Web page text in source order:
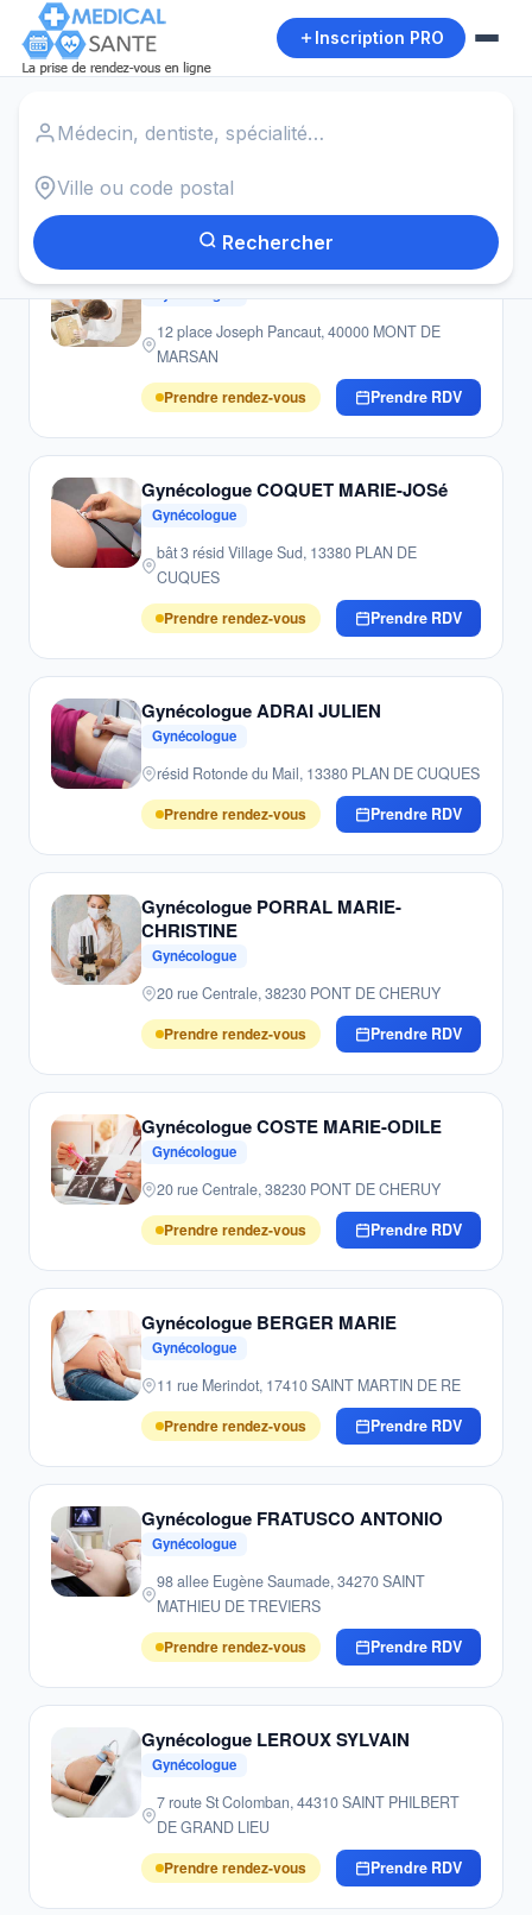
Inscription PRO
Rechercher
Autour de moi
Gynécologue BERNIS JEAN-CHARLES
12 place Joseph Pancaut, 40000 MONT DE
MARSAN
Prendre rendez-vous
Prendre RDV
Gynécologue COQUET MARIE-JOSé
Gynécologue
bât 3 résid Village Sud, 13380 PLAN DE
CUQUES
Prendre rendez-vous
Prendre RDV
Gynécologue ADRAI JULIEN
Gynécologue
résid Rotonde du Mail, 13380 PLAN DE CUQUES
Prendre rendez-vous
Prendre RDV
Gynécologue PORRAL MARIE-
CHRISTINE
Gynécologue
20 rue Centrale, 38230 PONT DE CHERUY
Prendre rendez-vous
Prendre RDV
Gynécologue COSTE MARIE-ODILE
Gynécologue
20 rue Centrale, 38230 PONT DE CHERUY
Prendre rendez-vous
Prendre RDV
Gynécologue BERGER MARIE
Gynécologue
11 rue Merindot, 17410 SAINT MARTIN DE RE
Prendre rendez-vous
Prendre RDV
Gynécologue FRATUSCO ANTONIO
Gynécologue
98 allee Eugène Saumade, 34270 SAINT
MATHIEU DE TREVIERS
Prendre rendez-vous
Prendre RDV
Gynécologue LEROUX SYLVAIN
Gynécologue
7 route St Colomban, 44310 SAINT PHILBERT
DE GRAND LIEU
Prendre rendez-vous
Prendre RDV